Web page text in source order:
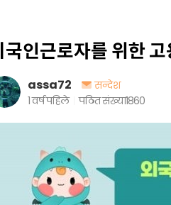
국인근로자를 위한
assa72
सन्देश
1 वर्ष पहिले
पठित संख्या1860